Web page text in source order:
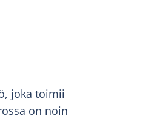
joka toimii
on noin